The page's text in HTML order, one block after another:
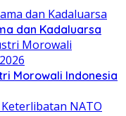
dan Kadaluarsa
Morowali Indonesia